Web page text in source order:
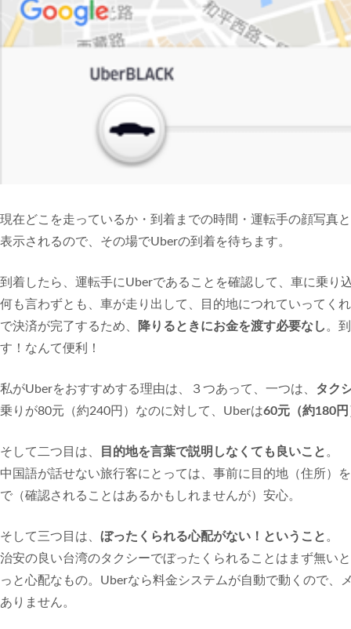
現在どこを走っているか・到着までの時間・運転手の顔写真
表示されるので、その場でUberの到着を待ちます。
到着したら、運転手にUberであることを確認して、車に乗り
何も言わずとも、車が走り出して、目的地につれていってく
で決済が完了するため、
降りるときにお金を渡す必要なし 。
す！なんて便利！
私がUberをおすすめする理由は、３つあって、一つは、
タク
乗りが80元（約240円）なのに対して、Uberは60元（約180
そして二つ目は、 目的地を言葉で説明しなくても良いこと 。
中国語が話せない旅行客にとっては、事前に目的地（住所）
で（確認されることはあるかもしれませんが）安心。
そして三つ目は、 ぼったくられる心配がない！ということ 。
治安の良い台湾のタクシーでぼったくられることはまず無い
っと心配なもの。Uberなら料金システムが自動で動くので、
ありません。